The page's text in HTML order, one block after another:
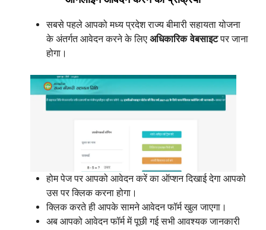
सबसे पहले आपको मध्य प्रदेश राज्य बीमारी सहायता योजना
के अंतर्गत आवेदन करने के लिए अधिकारिक वेबसाइटपर जाना
होगा।
होम पेज पर आपको आवेदन करें का ऑप्शन दिखाई देगा आपको
उस पर क्लिक करना होगा।
क्लिक करते ही आपके सामने आवेदन फॉर्म खुल जाएगा।
अब आपको आवेदन फॉर्म में पूछी गई सभी आवश्यक जानकारी